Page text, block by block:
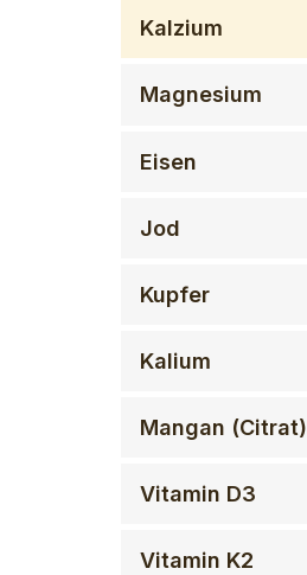
Kalzium
Magnesium
Eisen
Jod
Kupfer
Kalium
Mangan (Citrat)
Vitamin D3
Vitamin K2